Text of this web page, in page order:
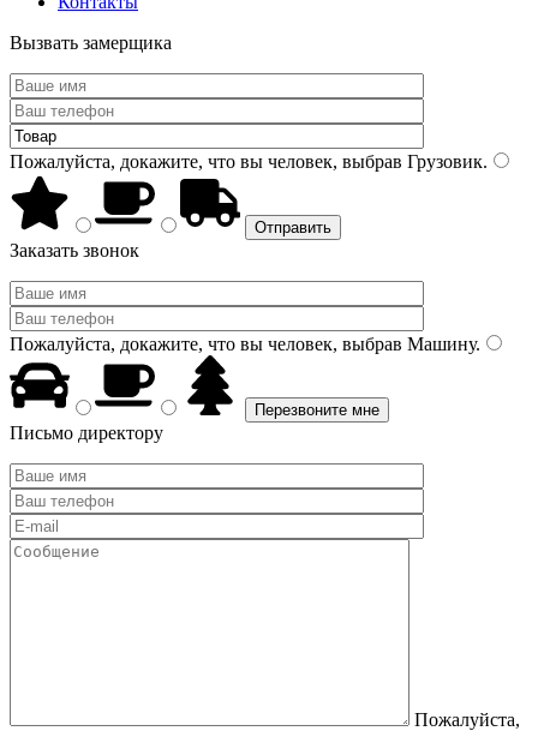
Вызвать замерщика
Пожалуйста, докажите, что вы человек, выбрав Грузовик.
Заказать звонок
Пожалуйста, докажите, что вы человек, выбрав Машину.
Письмо директору
Пожалуйста,